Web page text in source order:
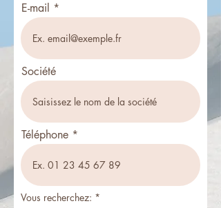
E-mail
Société
Téléphone
Vous recherchez: *